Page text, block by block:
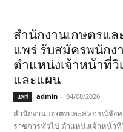
สำนักงานเกษตรแ
แพร่ รับสมัครพนักง
ตำแหน่งเจ้าหน้าที่วิ
และแผน
แพร่ admin - 04/08/2026
สำนักงานเกษตรและสหกรณ์จัง
ราชการทั่วไป ตำแหน่งเจ้าหน้า